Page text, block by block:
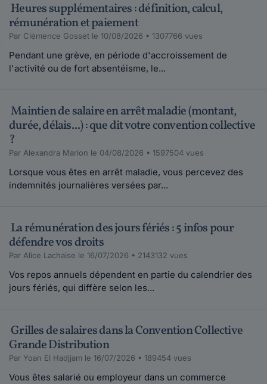
Heures supplémentaires : définition, calcul,
rémunération et paiement
Par Clémence Gosset le 10/08/2026 • 1307766 vues
Pendant une grève, en période d'accroissement de
l'activité ou de fort absentéisme, le...
Maintien de salaire en arrêt maladie (montant,
durée, délais...) : que dit votre convention collective
?
Par Alexandra Marion le 04/08/2026 • 1597504 vues
Lorsque vous êtes en arrêt maladie, vous percevez des
indemnités journalières versées par...
La rémunération des jours fériés : 5 infos pour
défendre vos droits
Par Alice Lachaise le 16/07/2026 • 2143132 vues
Vos repos annuels dépendent en partie du calendrier des
jours fériés, qui diffère selon les...
Grilles de salaires dans la Convention Collective
Grande Distribution
Par Yoan El Hadjjam le 16/07/2026 • 189454 vues
Vous êtes salarié ou employeur dans un commerce